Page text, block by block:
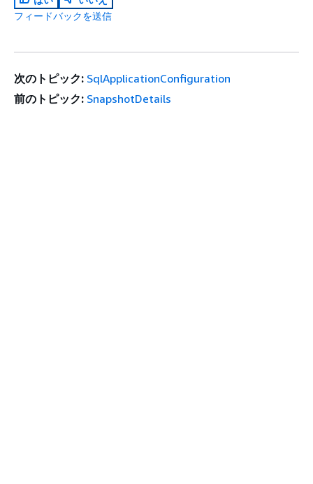
フィードバックを送信
次のトピック: SqlApplicationConfiguration
前のトピック: SnapshotDetails